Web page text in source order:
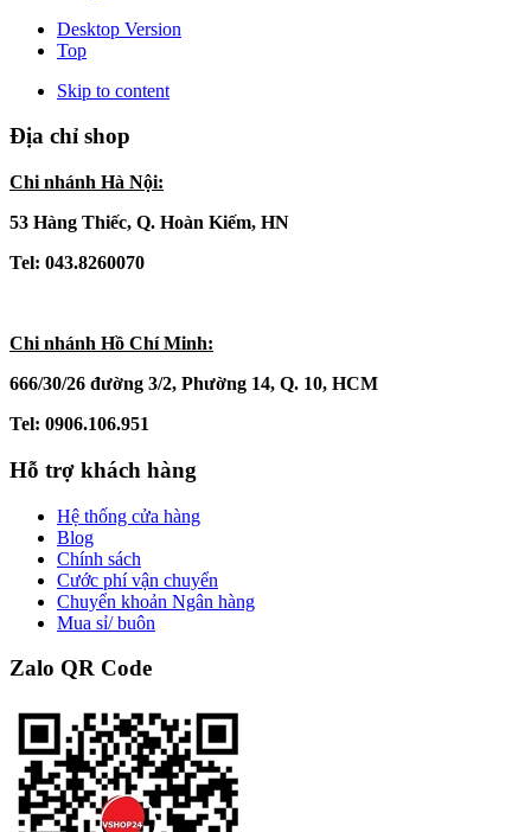
Desktop Version
Top
Skip to content
Địa chỉ shop
Chi nhánh Hà Nội:
53 Hàng Thiếc, Q. Hoàn Kiếm, HN
Tel: 043.8260070
Chi nhánh Hồ Chí Minh:
666/30/26 đường 3/2, Phường 14, Q. 10, HCM
Tel: 0906.106.951
Hỗ trợ khách hàng
Hệ thống cửa hàng
Blog
Chính sách
Cước phí vận chuyển
Chuyển khoản Ngân hàng
Mua sỉ/ buôn
Zalo QR Code